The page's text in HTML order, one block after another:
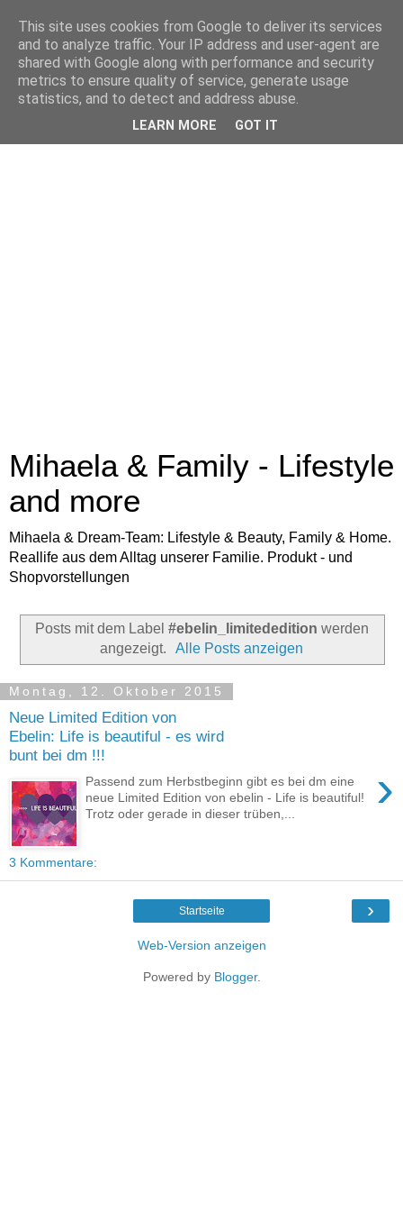
Mihaela & Family - Lifestyle
and more
Mihaela & Dream-Team: Lifestyle & Beauty, Family & Home.
Reallife aus dem Alltag unserer Familie. Produkt - und
Shopvorstellungen
Posts mit dem Label #ebelin_limitededition werden
angezeigt.
Alle Posts anzeigen
Montag, 12. Oktober 2015
Neue Limited Edition von
Ebelin: Life is beautiful - es wird
bunt bei dm !!!
›
Passend zum Herbstbeginn gibt es bei dm eine
neue Limited Edition von ebelin - Life is beautiful!
Trotz oder gerade in dieser trüben,...
3 Kommentare:
›
Startseite
Web-Version anzeigen
Powered by Blogger.
This site uses cookies from Google to deliver its services
and to analyze traffic. Your IP address and user-agent are
shared with Google along with performance and security
metrics to ensure quality of service, generate usage
statistics, and to detect and address abuse.
LEARN MORE GOT IT